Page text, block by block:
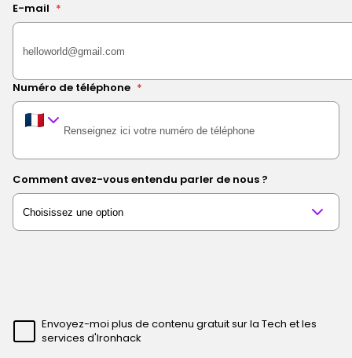
E-mail *
Numéro de téléphone *
Comment avez-vous entendu parler de nous ?
Envoyez-moi plus de contenu gratuit sur la Tech et les
services d'Ironhack